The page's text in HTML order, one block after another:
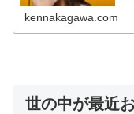
kennakagawa.com
世の中が最近